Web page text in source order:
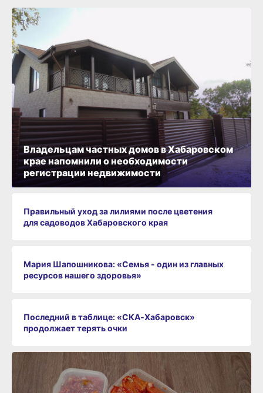
Владельцам частных домов в Хабаровском
крае напомнили о необходимости
регистрации недвижимости
Правильный уход за лилиями после цветения
для садоводов Хабаровского края
Мария Шапошникова: «Семья - один из главных
ресурсов нашего здоровья»
Последний в таблице: «СКА‑Хабаровск»
продолжает терять очки